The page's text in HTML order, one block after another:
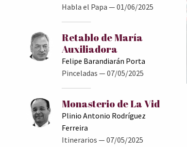
Habla el Papa — 01/06/2025
Retablo de María
Auxiliadora
Felipe Barandiarán Porta
Pinceladas — 07/05/2025
Monasterio de La Vid
Plinio Antonio Rodríguez
Ferreira
Itinerarios — 07/05/2025